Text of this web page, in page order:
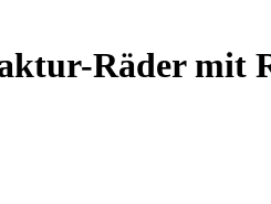
Räder mit